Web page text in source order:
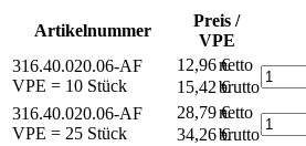
Artikelnummer
Preis /
VPE
316.40.020.06-AF
VPE = 10 Stück
12,96 €netto
15,42 €brutto*
316.40.020.06-AF
VPE = 25 Stück
28,79 €netto
34,26 €brutto*